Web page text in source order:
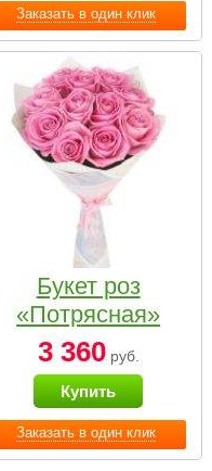
Заказать в один клик
Заказать в один клик
Букет роз
«Потрясная»
3 360руб.
Купить